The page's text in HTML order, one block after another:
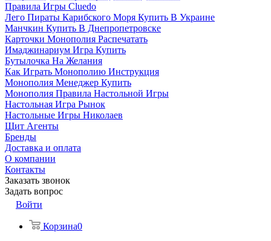
Правила Игры Cluedo
Лего Пираты Карибского Моря Купить В Украине
Манчкин Купить В Днепропетровске
Карточки Монополия Распечатать
Имаджинариум Игра Купить
Бутылочка На Желания
Как Играть Монополию Инструкция
Монополия Менеджер Купить
Монополия Правила Настольной Игры
Настольная Игра Рынок
Настольные Игры Николаев
Щит Агенты
Бренды
Доставка и оплата
О компании
Контакты
Заказать звонок
Задать вопрос
Войти
Корзина0